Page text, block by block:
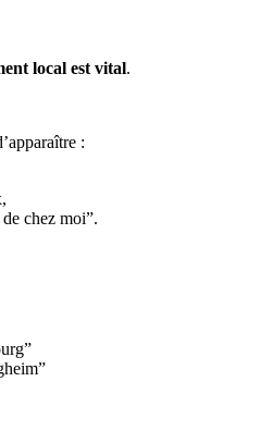
local est vital.
:
chez moi”.